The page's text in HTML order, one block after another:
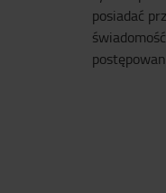
posiadać